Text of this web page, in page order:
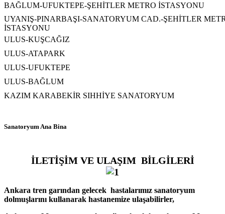
BAĞLUM-UFUKTEPE-ŞEHİTLER METRO İSTASYONU
UYANIŞ-PINARBAŞI-SANATORYUM CAD.-ŞEHİTLER
İSTASYONU
ULUS-KUŞCAĞIZ
ULUS-ATAPARK
ULUS-UFUKTEPE
ULUS-BAĞLUM
KAZIM KARABEKİR SIHHİYE SANATORYUM
Sanatoryum Ana Bina
İLETİŞİM VE ULAŞIM BİLGİLERİ
Ankara tren garından gelecek hastalarımız sanatoryum
dolmuşlarını kullanarak hastanemize ulaşabilirler,